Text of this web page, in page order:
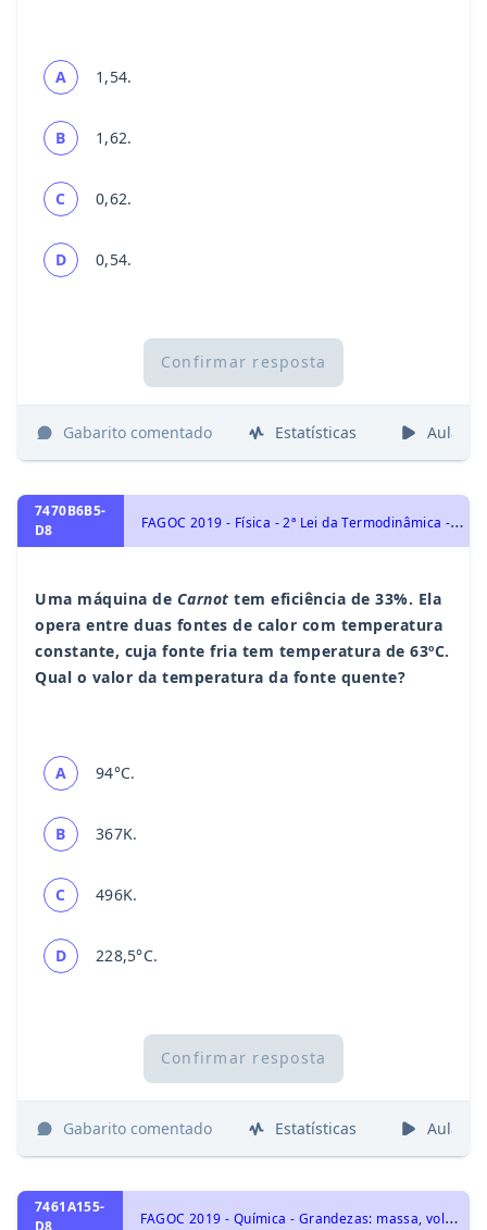
A 1,54.
B 1,62.
C 0,62.
D 0,54.
Confirmar resposta
Gabarito comentado Estatísticas Aulas
7470B6B5-
D8
F
AGOC 2019 - Física - 2ª Lei da Termodinâmica - Ciclo de Carnot e Máquinas Térmicas, Física Térmica - Termologia
Uma máquina de Carnot tem eficiência de 33%. Ela
opera entre duas fontes de calor com temperatura
constante, cuja fonte fria tem temperatura de 63ºC.
Qual o valor da temperatura da fonte quente?
A 94°C.
B 367K.
C 496K.
D 228,5°C.
Confirmar resposta
Gabarito comentado Estatísticas Aulas
7461A155-
D8
F
AGOC 2019 - Química - Grandezas: massa, volume, mol, massa molar, constante de Avogadro e Estequiometria., Representação das transformações químicas